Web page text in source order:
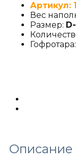
Артикул:
Вес
Размер:
Описание